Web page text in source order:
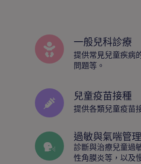
一般兒科診療
提供常見兒童疾病
問題等。
兒童疫苗接種
提供各類兒童疫苗
過敏與氣喘管理
診斷與治療兒童過
性角膜炎等，以及